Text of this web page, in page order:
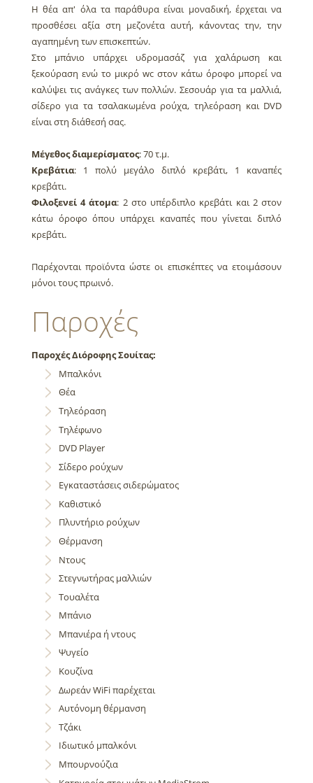
Η θέα απ' όλα τα παράθυρα είναι μοναδική, έρχεται να
προσθέσει αξία στη μεζονέτα αυτή, κάνοντας την, την
αγαπημένη των επισκεπτών.
Στο μπάνιο υπάρχει υδρομασάζ για χαλάρωση και
ξεκούραση ενώ το μικρό wc στον κάτω όροφο μπορεί να
καλύψει τις ανάγκες των πολλών. Σεσουάρ για τα μαλλιά,
σίδερο για τα τσαλακωμένα ρούχα, τηλεόραση και DVD
είναι στη διάθεσή σας.
Μέγεθος διαμερίσματος: 70 τ.μ.
Κρεβάτια: 1 πολύ μεγάλο διπλό κρεβάτι, 1 καναπές
κρεβάτι.
Φιλοξενεί 4 άτομα: 2 στο υπέρδιπλο κρεβάτι και 2 στον
κάτω όροφο όπου υπάρχει καναπές που γίνεται διπλό
κρεβάτι.
Παρέχονται προϊόντα ώστε οι επισκέπτες να ετοιμάσουν
μόνοι τους πρωινό.
Παροχές
Παροχές Διόροφης Σουίτας:
Μπαλκόνι
Θέα
Τηλεόραση
Τηλέφωνο
DVD Player
Σίδερο ρούχων
Εγκαταστάσεις σιδερώματος
Καθιστικό
Πλυντήριο ρούχων
Θέρμανση
Ντους
Στεγνωτήρας μαλλιών
Τουαλέτα
Μπάνιο
Μπανιέρα ή ντους
Ψυγείο
Κουζίνα
Δωρεάν WiFi παρέχεται
Αυτόνομη θέρμανση
Τζάκι
Ιδιωτικό μπαλκόνι
Μπουρνούζια